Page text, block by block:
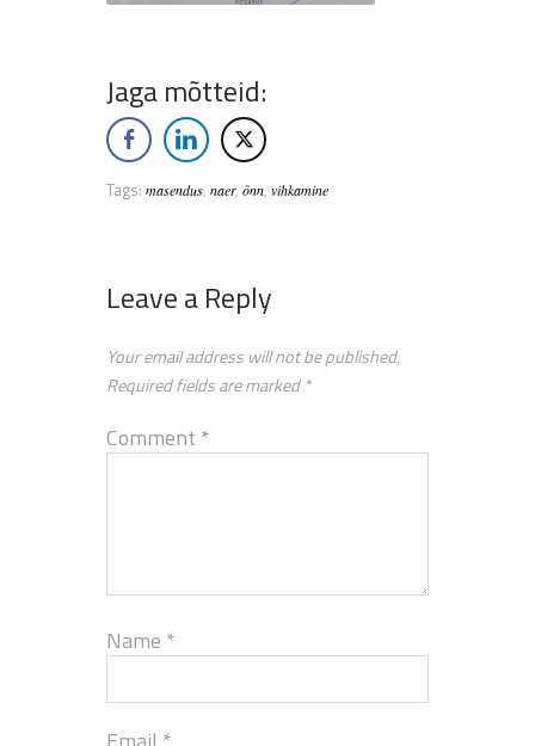
Jaga mõtteid:
Tags: masendus naer, õnn vihkamine
Leave a Reply
Your email address will not be published.
Required fields are marked*
Comment *
Name *